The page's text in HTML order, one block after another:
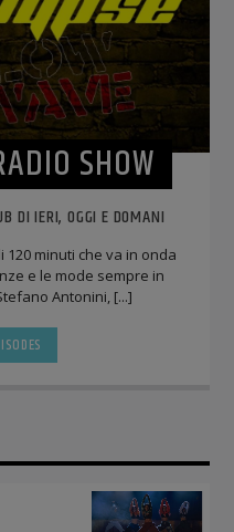
SHOW
DI IERI, OGGI E DOMANI
minuti che va in onda
e le mode sempre in
Antonini, [...]